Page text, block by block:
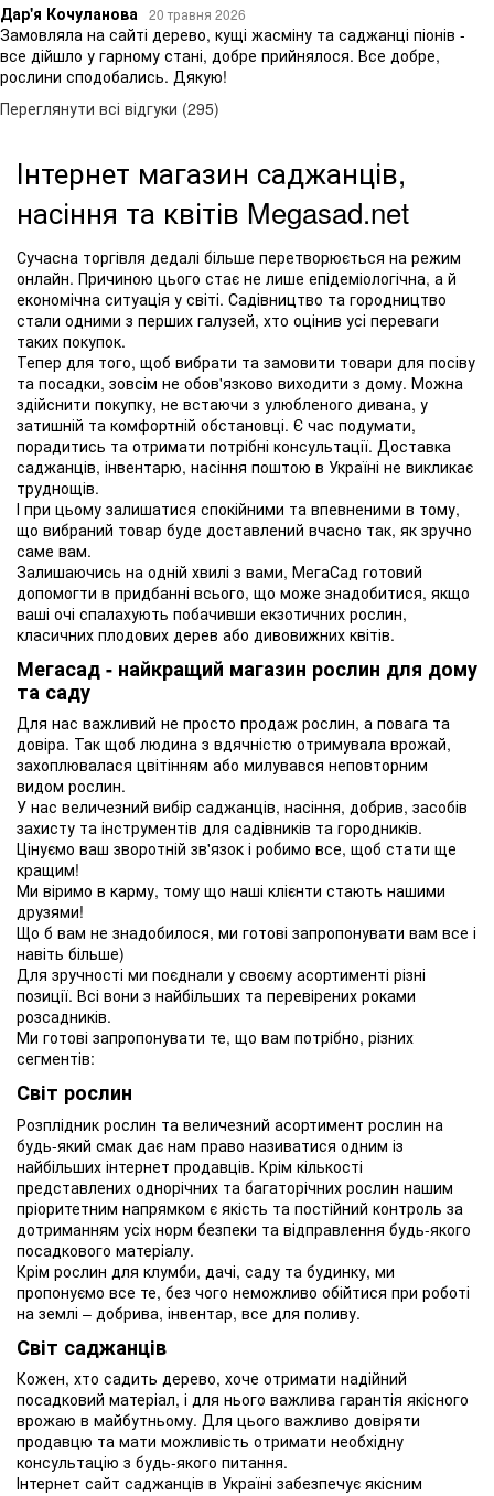
Дар'я Кочуланова
20 травня 2026
Замовляла на сайті дерево, кущі жасміну та саджанці піонів -
все дійшло у гарному стані, добре прийнялося. Все добре,
рослини сподобались. Дякую!
Переглянути всі відгуки (295)
Інтернет магазин саджанців,
насіння та квітів Megasad.net
Сучасна торгівля дедалі більше перетворюється на режим
онлайн. Причиною цього стає не лише епідеміологічна, а й
економічна ситуація у світі. Садівництво та городництво
стали одними з перших галузей, хто оцінив усі переваги
таких покупок.
Тепер для того, щоб вибрати та замовити товари для посіву
та посадки, зовсім не обов'язково виходити з дому. Можна
здійснити покупку, не встаючи з улюбленого дивана, у
затишній та комфортній обстановці. Є час подумати,
порадитись та отримати потрібні консультації. Доставка
саджанців, інвентарю, насіння поштою в Україні не викликає
труднощів.
І при цьому залишатися спокійними та впевненими в тому,
що вибраний товар буде доставлений вчасно так, як зручно
саме вам.
Залишаючись на одній хвилі з вами, МегаСад готовий
допомогти в придбанні всього, що може знадобитися, якщо
ваші очі спалахують побачивши екзотичних рослин,
класичних плодових дерев або дивовижних квітів.
Мегасад - найкращий магазин рослин для дому
та саду
Для нас важливий не просто продаж рослин, а повага та
довіра. Так щоб людина з вдячністю отримувала врожай,
захоплювалася цвітінням або милувався неповторним
видом рослин.
У нас величезний вибір саджанців, насіння, добрив, засобів
захисту та інструментів для садівників та городників.
Цінуємо ваш зворотній зв'язок і робимо все, щоб стати ще
кращим!
Ми віримо в карму, тому що наші клієнти стають нашими
друзями!
Що б вам не знадобилося, ми готові запропонувати вам все і
навіть більше)
Для зручності ми поєднали у своєму асортименті різні
позиції. Всі вони з найбільших та перевірених роками
розсадників.
Ми готові запропонувати те, що вам потрібно, різних
сегментів:
Світ рослин
Розплідник рослин та величезний асортимент рослин на
будь-який смак дає нам право називатися одним із
найбільших інтернет продавців. Крім кількості
представлених однорічних та багаторічних рослин нашим
пріоритетним напрямком є ​​якість та постійний контроль за
дотриманням усіх норм безпеки та відправлення будь-якого
посадкового матеріалу.
Крім рослин для клумби, дачі, саду та будинку, ми
пропонуємо все те, без чого неможливо обійтися при роботі
на землі – добрива, інвентар, все для поливу.
Світ саджанців
Кожен, хто садить дерево, хоче отримати надійний
посадковий матеріал, і для нього важлива гарантія якісного
врожаю в майбутньому. Для цього важливо довіряти
продавцю та мати можливість отримати необхідну
консультацію з будь-якого питання.
Інтернет сайт саджанців в Україні забезпечує якісним